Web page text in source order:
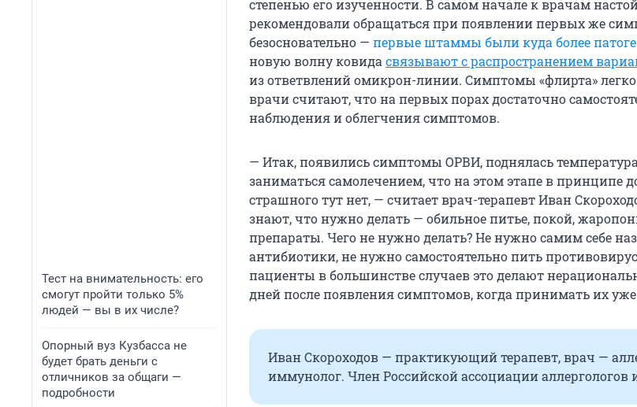
Тест на внимательность: его
смогут пройти только 5%
людей — вы в их числе?
Опорный вуз Кузбасса не
будет брать деньги с
отличников за общаги —
подробности
степенью его изученности. В самом начале к врачам
рекомендовали обращаться при появлении первых же
безосновательно — первые штаммы были куда более
новую волну ковида связывают с распространением
из ответвлений омикрон-линии. Симптомы «флирта»
врачи считают, что на первых порах достаточно
наблюдения и облегчения симптомов.
— Итак, появились симптомы ОРВИ, поднялась
заниматься самолечением, что на этом этапе в принципе
страшного тут нет, — считает врач-терапевт Иван
знают, что нужно делать — обильное питье, покой,
препараты. Чего не нужно делать? Не нужно самим себе
антибиотики, не нужно самостоятельно пить
пациенты в большинстве случаев это делают
дней после появления симптомов, когда принимать их
Иван Скороходов — практикующий терапевт, врач —
иммунолог. Член Российской ассоциации аллергологов